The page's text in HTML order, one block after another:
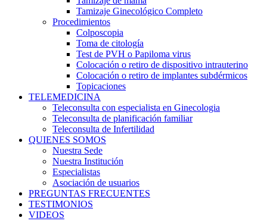
Tamizaje Ginecológico Completo
Procedimientos
Colposcopia
Toma de citología
Test de PVH o Papiloma virus
Colocación o retiro de dispositivo intrauterino
Colocación o retiro de implantes subdérmicos
Topicaciones
TELEMEDICINA
Teleconsulta con especialista en Ginecologia
Teleconsulta de planificación familiar
Teleconsulta de Infertilidad
QUIENES SOMOS
Nuestra Sede
Nuestra Institución
Especialistas
Asociación de usuarios
PREGUNTAS FRECUENTES
TESTIMONIOS
VIDEOS